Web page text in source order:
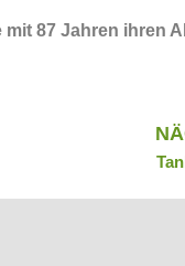
87 Jahren ihren